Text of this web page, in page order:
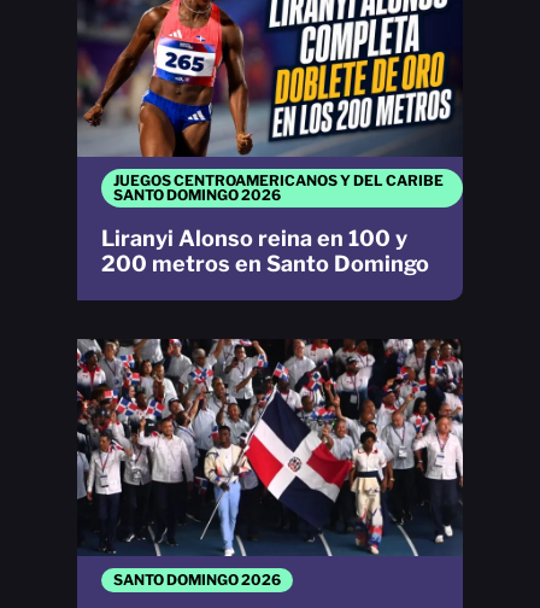
SANTO DOMINGO 2026
JUEGOS CENTROAMERICANOS Y DEL CARIBE
SANTO DOMINGO 2026
Liranyi Alonso reina en 100 y
200 metros en Santo Domingo